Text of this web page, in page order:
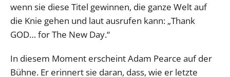
wenn sie diese Titel gewinnen, die ganze Welt auf
die Knie gehen und laut ausrufen kann: „Thank
GOD… for The New Day.“
In diesem Moment erscheint Adam Pearce auf der
Bühne. Er erinnert sie daran, dass, wie er letzte